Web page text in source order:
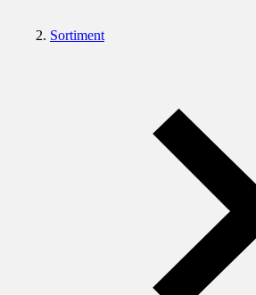
Sortiment